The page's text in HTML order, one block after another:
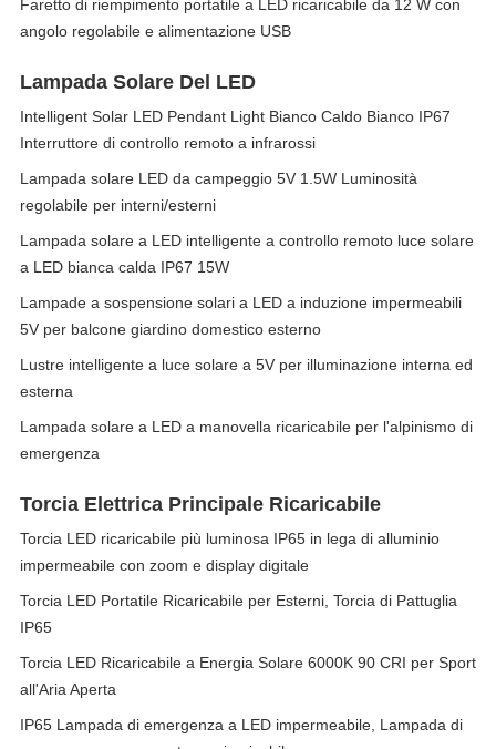
Faretto di riempimento portatile a LED ricaricabile da 12 W con
angolo regolabile e alimentazione USB
Lampada Solare Del LED
Intelligent Solar LED Pendant Light Bianco Caldo Bianco IP67
Interruttore di controllo remoto a infrarossi
Lampada solare LED da campeggio 5V 1.5W Luminosità
regolabile per interni/esterni
Lampada solare a LED intelligente a controllo remoto luce solare
a LED bianca calda IP67 15W
Lampade a sospensione solari a LED a induzione impermeabili
5V per balcone giardino domestico esterno
Lustre intelligente a luce solare a 5V per illuminazione interna ed
esterna
Lampada solare a LED a manovella ricaricabile per l'alpinismo di
emergenza
Torcia Elettrica Principale Ricaricabile
Torcia LED ricaricabile più luminosa IP65 in lega di alluminio
impermeabile con zoom e display digitale
Torcia LED Portatile Ricaricabile per Esterni, Torcia di Pattuglia
IP65
Torcia LED Ricaricabile a Energia Solare 6000K 90 CRI per Sport
all'Aria Aperta
IP65 Lampada di emergenza a LED impermeabile, Lampada di